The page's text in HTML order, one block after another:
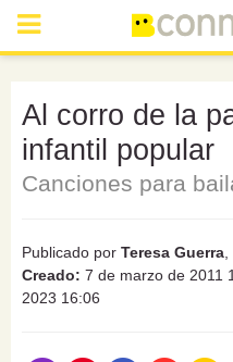
Al corro de la
infantil popular
Canciones para
Publicado por Teresa Guerra
Creado: 7 de marzo de 2011
2023 16:06